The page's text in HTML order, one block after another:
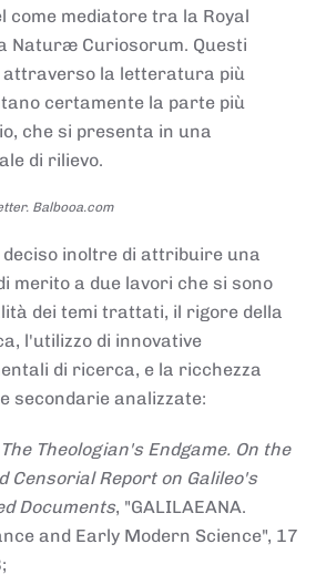
come mediatore tra la Royal
Naturæ Curiosorum. Questi
attraverso la letteratura più
certamente la parte più
che si presenta in una
di rilievo.
Balbooa.com
deciso inoltre di attribuire una
merito a due lavori che si sono
dei temi trattati, il rigore della
l'utilizzo di innovative
di ricerca, e la ricchezza
secondarie analizzate:
The Theologian's Endgame. On the
Censorial Report on Galileo's
Documents, "GALILAEANA.
and Early Modern Science", 17